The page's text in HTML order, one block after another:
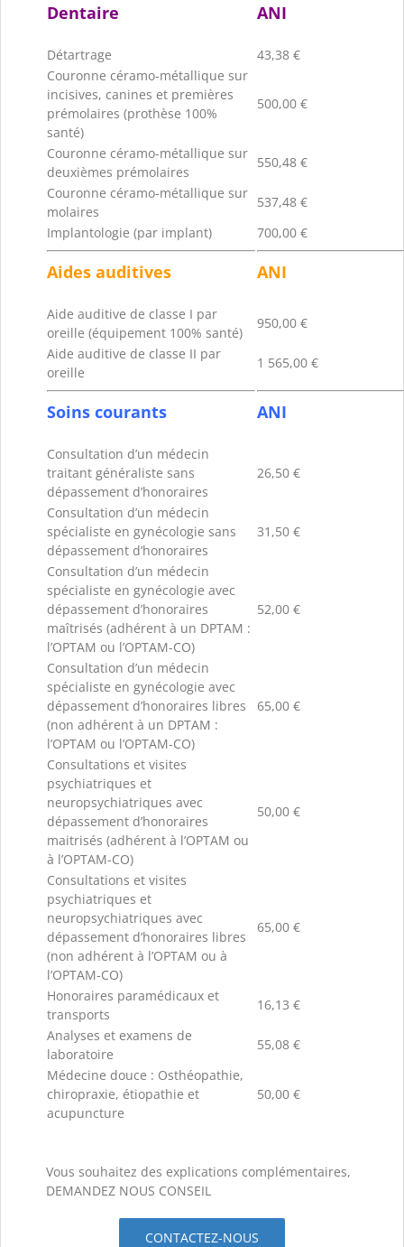
Dentaire ANI
Détartrage
43,38 €
Couronne céramo-métallique sur
incisives, canines et premières
prémolaires (prothèse 100%
santé)
500,00 €
Couronne céramo-métallique sur
deuxièmes prémolaires
550,48 €
Couronne céramo-métallique sur
molaires
537,48 €
Implantologie (par implant)
700,00 €
Aides auditives ANI
Aide auditive de classe I par
oreille (équipement 100% santé)
950,00 €
Aide auditive de classe II par
oreille
1 565,00 €
Soins courants ANI
Consultation d’un médecin
traitant généraliste sans
dépassement d’honoraires
26,50 €
Consultation d’un médecin
spécialiste en gynécologie sans
dépassement d’honoraires
31,50 €
Consultation d’un médecin
spécialiste en gynécologie avec
dépassement d’honoraires
maîtrisés (adhérent à un DPTAM :
l’OPTAM ou l’OPTAM-CO)
52,00 €
Consultation d’un médecin
spécialiste en gynécologie avec
dépassement d’honoraires libres
(non adhérent à un DPTAM :
l’OPTAM ou l’OPTAM-CO)
65,00 €
Consultations et visites
psychiatriques et
neuropsychiatriques avec
dépassement d’honoraires
maitrisés (adhérent à l’OPTAM ou
à l’OPTAM-CO)
50,00 €
Consultations et visites
psychiatriques et
neuropsychiatriques avec
dépassement d’honoraires libres
(non adhérent à l’OPTAM ou à
l’OPTAM-CO)
65,00 €
Honoraires paramédicaux et
transports
16,13 €
Analyses et examens de
laboratoire
55,08 €
Médecine douce : Osthéopathie,
chiropraxie, étiopathie et
acupuncture
50,00 €
Vous souhaitez des explications complémentaires,
DEMANDEZ NOUS CONSEIL
CONTACTEZ-NOUS